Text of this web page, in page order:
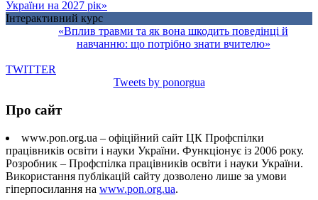
України на 2027 рік»
Інтерактивний курс
«Вплив травми та як вона шкодить поведінці й
навчанню: що потрібно знати вчителю»
TWITTER
Tweets by ponorgua
Про сайт
www.pon.org.ua – офіційний сайт ЦК Профспілки
працівників освіти і науки України. Функціонує із 2006 року.
Розробник – Профспілка працівників освіти і науки України.
Використання публікацій сайту дозволено лише за умови
гіперпосилання на www.pon.org.ua.